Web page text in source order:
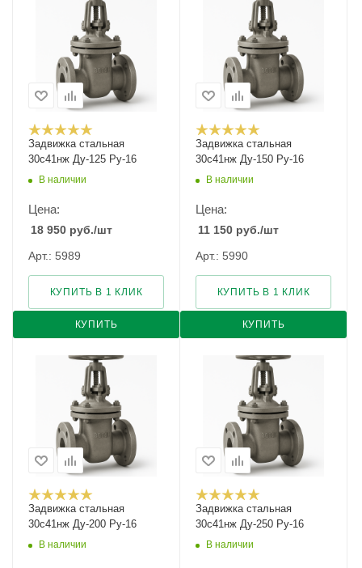
Задвижка стальная
30с41нж Ду-125 Ру-16
В наличии
Цена:
18 950 руб./шт
Арт.: 5989
КУПИТЬ
КУПИТЬ В 1 КЛИК
Задвижка стальная
30с41нж Ду-150 Ру-16
В наличии
Цена:
11 150 руб./шт
Арт.: 5990
КУПИТЬ
КУПИТЬ В 1 КЛИК
Задвижка стальная
30с41нж Ду-200 Ру-16
В наличии
Задвижка стальная
30с41нж Ду-250 Ру-16
В наличии